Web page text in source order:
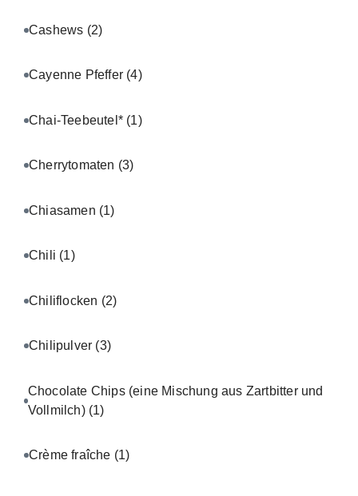
Cashews (2)
Cayenne Pfeffer (4)
Chai-Teebeutel* (1)
Cherrytomaten (3)
Chiasamen (1)
Chili (1)
Chiliflocken (2)
Chilipulver (3)
Chocolate Chips (eine Mischung aus Zartbitter und
Vollmilch) (1)
Crème fraîche (1)